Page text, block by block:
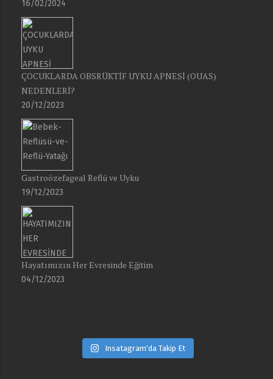
16/02/2024
ÇOCUKLARDA OBSRÜKTİF UYKU APNESİ (OUAS)
NEDENLERİ?
20/12/2023
Gastroözefageal Reflü ve Uyku
19/12/2023
Hayatımızın Her Evresinde Eğitim
04/12/2023
Insatagram'da Takip Et